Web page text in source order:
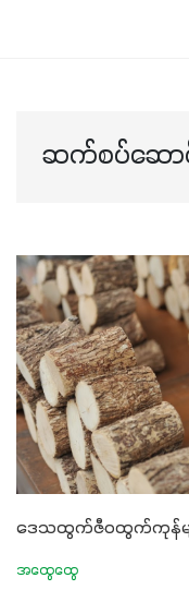
ဆက်စပ်ဆောင်း
ဒေသထွက်ဇီဝထွက်ကုန်မ
အထွေထွေ